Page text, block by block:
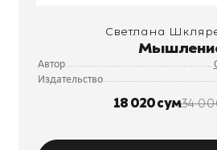
Светлана
Автор
Издательство
18 020 сум34